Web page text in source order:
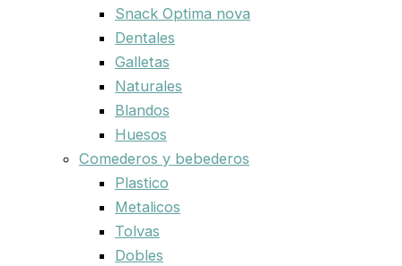
Snack Optima nova
Dentales
Galletas
Naturales
Blandos
Huesos
Comederos y bebederos
Plastico
Metalicos
Tolvas
Dobles